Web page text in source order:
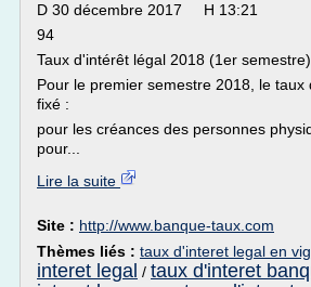
D 30 décembre 2017 H 13:21
94
Taux d'intérêt légal 2018 (1er semestre)
Pour le premier semestre 2018, le taux
fixé :
pour les créances des personnes
pour...
Lire la suite
Site : http://www.banque-taux.com
Thèmes liés : taux d'interet legal en
interet legal / taux d'interet